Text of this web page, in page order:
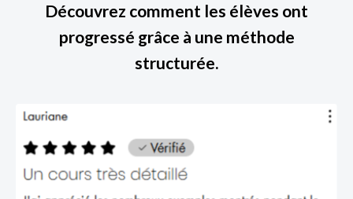
Découvrez comment les élèves ont
progressé grâce à une méthode
structurée.